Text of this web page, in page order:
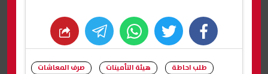
facebook
twitter
whats
طلب احاطة هيئة التأمينات
صرف المعاشات